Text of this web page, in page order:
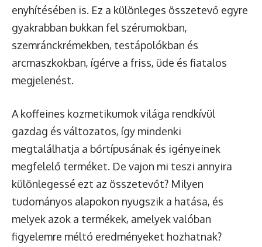
enyhítésében is. Ez a különleges összetevő egyre
gyakrabban bukkan fel szérumokban,
szemránckrémekben, testápolókban és
arcmaszkokban, ígérve a friss, üde és fiatalos
megjelenést.
A koffeines kozmetikumok világa rendkívül
gazdag és változatos, így mindenki
megtalálhatja a bőrtípusának és igényeinek
megfelelő terméket. De vajon mi teszi annyira
különlegessé ezt az összetevőt? Milyen
tudományos alapokon nyugszik a hatása, és
melyek azok a termékek, amelyek valóban
figyelemre méltó eredményeket hozhatnak?